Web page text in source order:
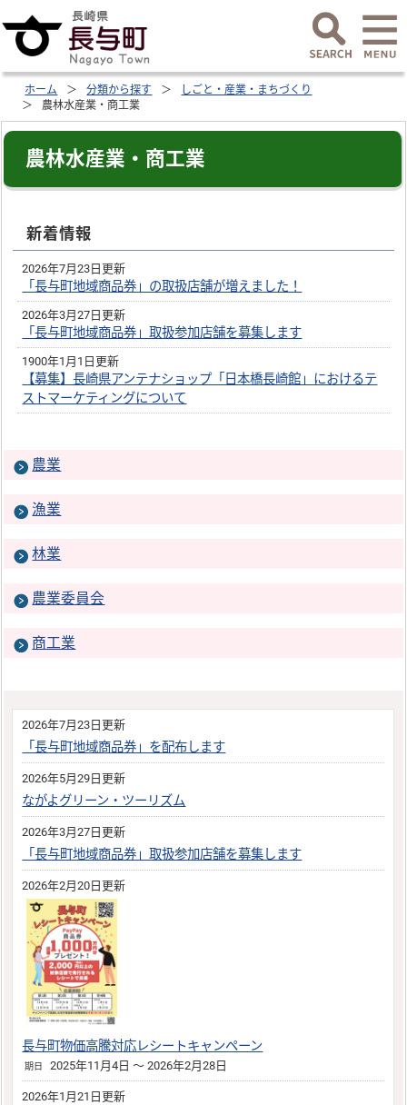
ホーム 分類から探す
しごと・産業・まちづくり
農林水産業・商工業
農林水産業・商工業
新着情報
2026年7月23日更新
「長与町地域商品券」の取扱店舗が増えました！
2026年3月27日更新
「長与町地域商品券」取扱参加店舗を募集します
1900年1月1日更新
【募集】長崎県アンテナショップ「日本橋長崎館」におけるテ
ストマーケティングについて
農業
漁業
林業
農業委員会
商工業
2026年7月23日更新
「長与町地域商品券」を配布します
2026年5月29日更新
ながよグリーン・ツーリズム
2026年3月27日更新
「長与町地域商品券」取扱参加店舗を募集します
2026年2月20日更新
長与町物価高騰対応レシートキャンペーン
期日 2025年11月4日 ～ 2026年2月28日
2026年1月21日更新